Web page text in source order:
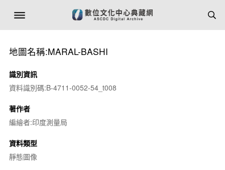
地圖名稱:MARAL-BASHI
識別資訊
資料識別碼:B-4711-0052-54_t008
著作者
編繪者:印度測量局
資料類型
靜態圖像